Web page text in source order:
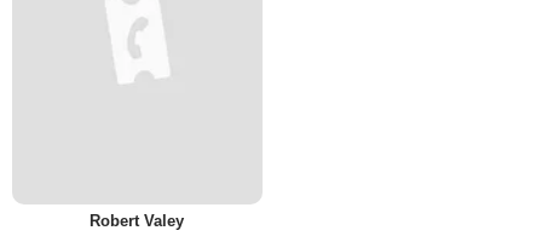
Robert Valey